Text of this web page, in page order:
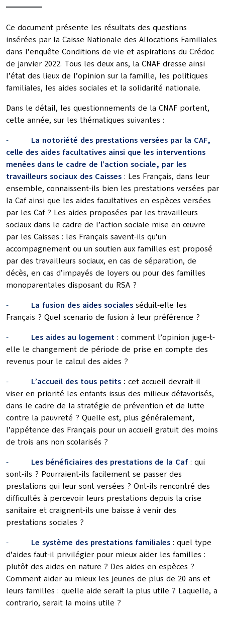
Ce document présente les résultats des questions
insérées par la Caisse Nationale des Allocations Familiales
dans l’enquête Conditions de vie et aspirations du Crédoc
de janvier 2022. Tous les deux ans, la CNAF dresse ainsi
l’état des lieux de l’opinion sur la famille, les politiques
familiales, les aides sociales et la solidarité nationale.
Dans le détail, les questionnements de la CNAF portent,
cette année, sur les thématiques suivantes :
- La notoriété des prestations versées par la CAF,
celle des aides facultatives ainsi que les interventions
menées dans le cadre de l’action sociale, par les
travailleurs sociaux des Caisses : Les Français, dans leur
ensemble, connaissent-ils bien les prestations versées par
la Caf ainsi que les aides facultatives en espèces versées
par les Caf ? Les aides proposées par les travailleurs
sociaux dans le cadre de l’action sociale mise en œuvre
par les Caisses : les Français savent-ils qu’un
accompagnement ou un soutien aux familles est proposé
par des travailleurs sociaux, en cas de séparation, de
décès, en cas d’impayés de loyers ou pour des familles
monoparentales disposant du RSA ?
- La fusion des aides sociales séduit-elle les
Français ? Quel scenario de fusion à leur préférence ?
- Les aides au logement : comment l’opinion juge-t-
elle le changement de période de prise en compte des
revenus pour le calcul des aides ?
- L’accueil des tous petits : cet accueil devrait-il
viser en priorité les enfants issus des milieux défavorisés,
dans le cadre de la stratégie de prévention et de lutte
contre la pauvreté ? Quelle est, plus généralement,
l’appétence des Français pour un accueil gratuit des moins
de trois ans non scolarisés ?
- Les bénéficiaires des prestations de la Caf : qui
sont-ils ? Pourraient-ils facilement se passer des
prestations qui leur sont versées ? Ont-ils rencontré des
difficultés à percevoir leurs prestations depuis la crise
sanitaire et craignent-ils une baisse à venir des
prestations sociales ?
- Le système des prestations familiales : quel type
d’aides faut-il privilégier pour mieux aider les familles :
plutôt des aides en nature ? Des aides en espèces ?
Comment aider au mieux les jeunes de plus de 20 ans et
leurs familles : quelle aide serait la plus utile ? Laquelle, a
contrario, serait la moins utile ?